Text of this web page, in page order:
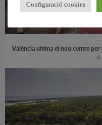
València ultima el nou centre
6
Configuració cookies